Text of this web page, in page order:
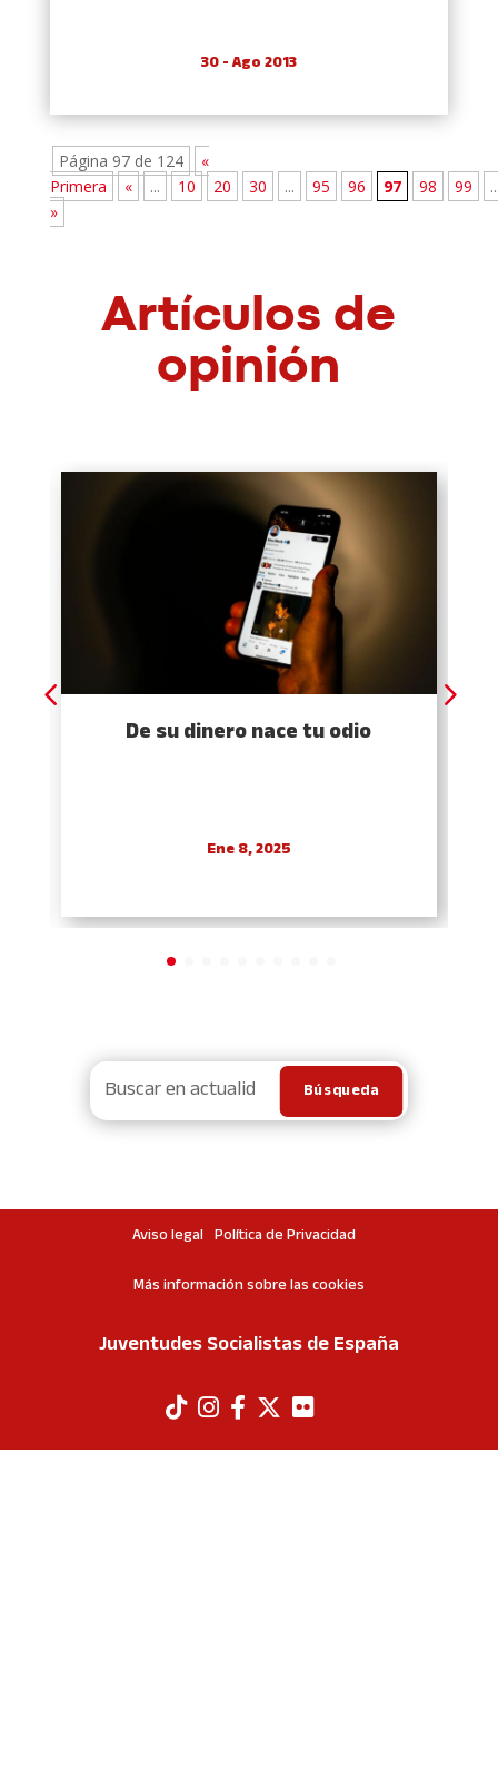
30 - Ago 2013
Página 97 de 124
«
Primera
« ... 10 20 30 ... 95 96 97 98 99
»
Artículos de
opinión
De su dinero nace tu odio
Ene 8, 2025
Aviso legal Política de Privacidad
Más información sobre las cookies
Juventudes Socialistas de España